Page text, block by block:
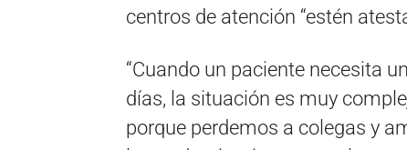
centros de atención “estén
“Cuando un paciente necesita
días, la situación es muy
porque perdemos a colegas y